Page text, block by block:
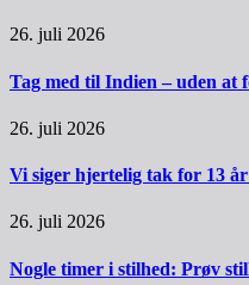
26. juli 2026
Tag med til Indien – uden at
26. juli 2026
Vi siger hjertelig tak for 13
26. juli 2026
Nogle timer i stilhed: Prøv